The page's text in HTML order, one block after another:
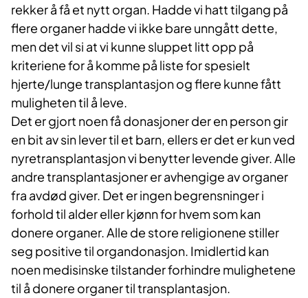
rekker å få et nytt organ. Hadde vi hatt tilgang på
flere organer hadde vi ikke bare unngått dette,
men det vil si at vi kunne sluppet litt opp på
kriteriene for å komme på liste for spesielt
hjerte/lunge transplantasjon og flere kunne fått
muligheten til å leve.
Det er gjort noen få donasjoner der en person gir
en bit av sin lever til et barn, ellers er det er kun ved
nyretransplantasjon vi benytter levende giver. Alle
andre transplantasjoner er avhengige av organer
fra avdød giver. Det er ingen begrensninger i
forhold til alder eller kjønn for hvem som kan
donere organer. Alle de store religionene stiller
seg positive til organdonasjon. Imidlertid kan
noen medisinske tilstander forhindre mulighetene
til å donere organer til transplantasjon.